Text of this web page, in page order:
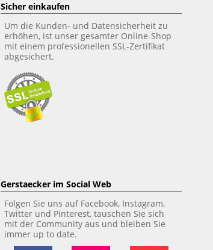
Sicher einkaufen
Um die Kunden- und Datensicherheit zu
erhöhen, ist unser gesamter Online-Shop
mit einem professionellen SSL-Zertifikat
abgesichert.
Gerstaecker im Social Web
Folgen Sie uns auf Facebook, Instagram,
Twitter und Pinterest, tauschen Sie sich
mit der Community aus und bleiben Sie
immer up to date.